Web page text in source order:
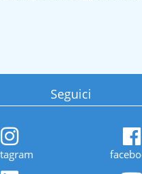
Seguici